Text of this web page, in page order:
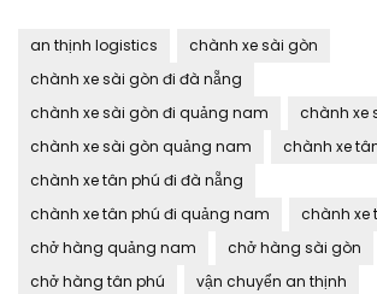
an thịnh logistics
chành xe sài gòn
chành xe sài gòn đi đà nẵng
chành xe sài gòn đi quảng nam
chành xe
chành xe sài gòn quảng nam
chành xe
chành xe tân phú đi đà nẵng
chành xe tân phú đi quảng nam
chành xe
chở hàng quảng nam
chở hàng sài gòn
chở hàng tân phú
vận chuyển an thịnh